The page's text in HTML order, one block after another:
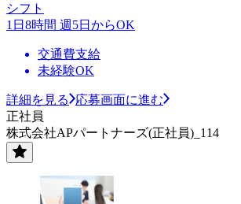
シフト
1日8時間 週5日からOK
交通費支給
未経験OK
詳細を見る
応募画面に進む
正社員
株式会社APパートナーズ(正社員)_114